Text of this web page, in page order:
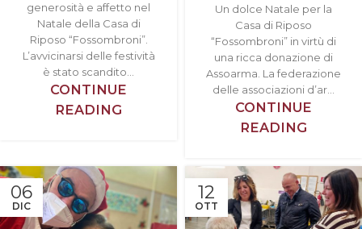
generosità e affetto nel
Natale della Casa di
Riposo “Fossombroni”.
L’avvicinarsi delle festività
è stato scandito...
CONTINUE
READING
Un dolce Natale per la
Casa di Riposo
“Fossombroni” in virtù di
una ricca donazione di
Assoarma. La federazione
delle associazioni d’ar...
CONTINUE
READING
06
DIC
12
OTT